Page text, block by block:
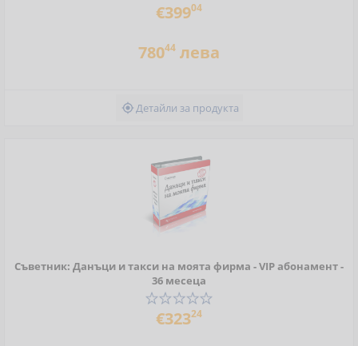
€39904
78044 лева
Детайли за продукта
Съветник: Данъци и такси на моята фирма - VIP абонамент -
36 месеца
€32324